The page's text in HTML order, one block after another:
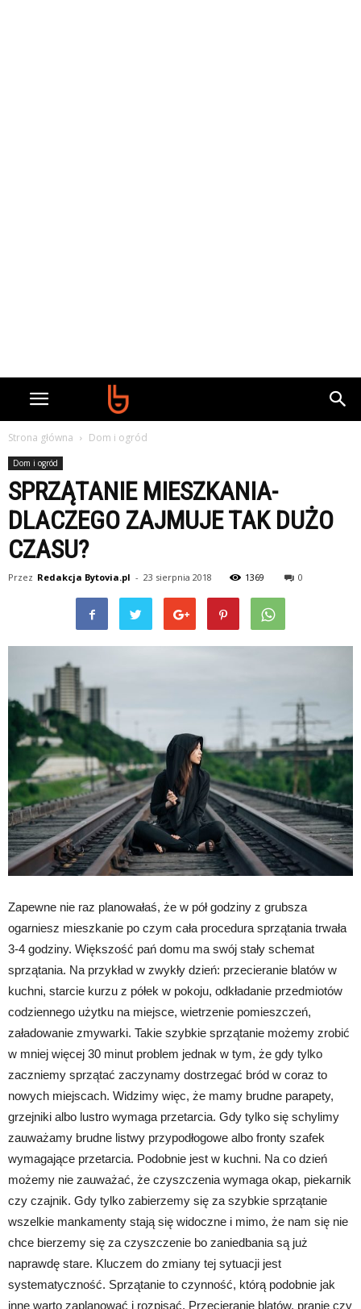
Strona główna Dom i ogród
Dom i ogród
SPRZĄTANIE MIESZKANIA-
DLACZEGO ZAJMUJE TAK DUŻO
CZASU?
Przez Redakcja Bytovia.pl - 23 sierpnia 2018 1369 0
Zapewne nie raz planowałaś, że w pół godziny z grubsza
ogarniesz mieszkanie po czym cała procedura sprzątania trwała
3-4 godziny. Większość pań domu ma swój stały schemat
sprzątania. Na przykład w zwykły dzień: przecieranie blatów w
kuchni, starcie kurzu z półek w pokoju, odkładanie przedmiotów
codziennego użytku na miejsce, wietrzenie pomieszczeń,
załadowanie zmywarki. Takie szybkie sprzątanie możemy zrobić
w mniej więcej 30 minut problem jednak w tym, że gdy tylko
zaczniemy sprzątać zaczynamy dostrzegać bród w coraz to
nowych miejscach. Widzimy więc, że mamy brudne parapety,
grzejniki albo lustro wymaga przetarcia. Gdy tylko się schylimy
zauważamy brudne listwy przypodłogowe albo fronty szafek
wymagające przetarcia. Podobnie jest w kuchni. Na co dzień
możemy nie zauważać, że czyszczenia wymaga okap, piekarnik
czy czajnik. Gdy tylko zabierzemy się za szybkie sprzątanie
wszelkie mankamenty stają się widoczne i mimo, że nam się nie
chce bierzemy się za czyszczenie bo zaniedbania są już
naprawdę stare. Kluczem do zmiany tej sytuacji jest
systematyczność. Sprzątanie to czynność, którą podobnie jak
inne warto zaplanować i rozpisać. Przecieranie blatów, pranie czy